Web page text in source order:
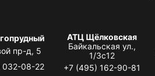
пр-д, 5
032-08-22
АТЦ Щёлковская
Байкальская ул.,
1/3с12
+7 (495) 162-90-81